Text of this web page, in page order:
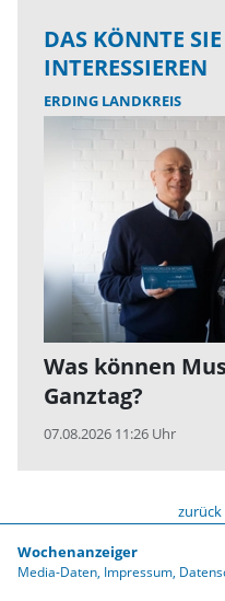
DAS KÖNNTE
INTERESSIEREN
ERDING LANDKREIS
Was können
Ganztag?
07.08.2026 11:26 Uhr
Wochenanzeiger
Media-Daten Impressum